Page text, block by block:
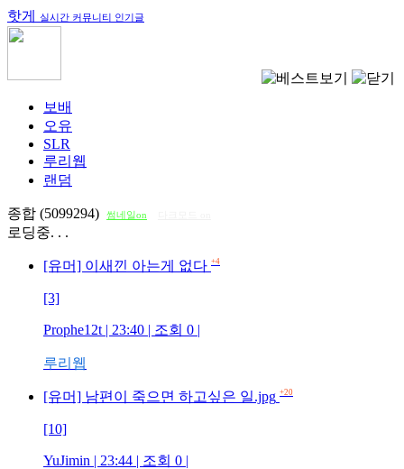
핫게 실시간 커뮤니티 인기글
보배
오유
SLR
루리웹
랜덤
종합 (5099294) 썸네일on
로딩중. . .
[유머] 이새낀 아는게 없다 +4
[3]
Prophe12t | 23:40 | 조회 0 |
루리웹
[유머] 남편이 죽으면 하고싶은 일.jpg +20
[10]
YuJimin | 23:44 | 조회 0 |